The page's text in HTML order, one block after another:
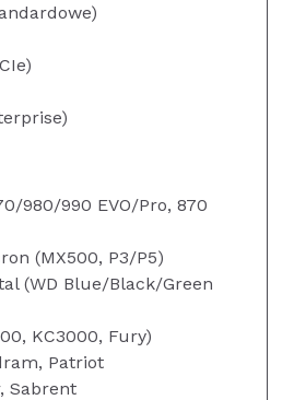
980/990 EVO/Pro, 870
(MX500, P3/P5)
(WD Blue/Black/Green
KC3000, Fury)
Patriot
Sabrent